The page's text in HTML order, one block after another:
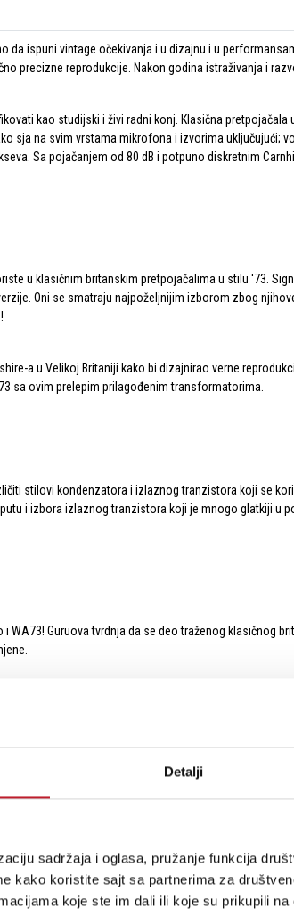
Detalji
sadržaja i oglasa, pružanje funkcija
kako koristite sajt sa partnerima za
koje ste im dali ili koje su prikupili
da ispuni vintage očekivanja i u dizajnu i u
precizne reprodukcije. Nakon godina istraživanja i
kao studijski i živi radni konj. Klasična
sja na svim vrstama mikrofona i izvorima uključujući;
Sa pojačanjem od 80 dB i potpuno diskretnim
u klasičnim britanskim pretpojačalima u stilu '73.
Oni se smatraju najpoželjnijim izborom zbog
a u Velikoj Britaniji kako bi dizajnirao verne
sa ovim prelepim prilagođenim transformatorima.
stilovi kondenzatora i izlaznog tranzistora koji se
i ​​izbora izlaznog tranzistora koji je mnogo glatkiji u
WA73! Guruova tvrdnja da se deo traženog klasičnog